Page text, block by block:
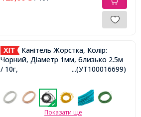
Канітель Жорстка, Колір:
Чорний, Діаметр 1мм, близько 2.5м
/ 10г,
...(УТ100016699)
Показати ще